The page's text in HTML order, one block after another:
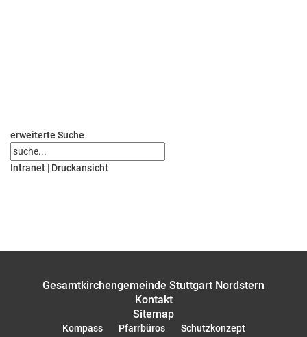
erweiterte Suche
Intranet | Druckansicht
Gesamtkirchengemeinde Stuttgart Nordstern
Kontakt
Sitemap
Kompass Pfarrbüros Schutzkonzept